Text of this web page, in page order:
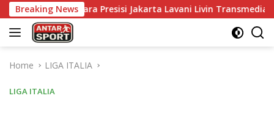
Skip
to
content
Breaking News
Presisi Jakarta Lavani Livin Transmedia di Grand
Home LIGA ITALIA
LIGA ITALIA